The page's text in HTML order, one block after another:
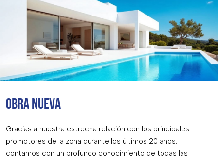
OBRA NUEVA
Gracias a nuestra estrecha relación con los principales
promotores de la zona durante los últimos 20 años,
contamos con un profundo conocimiento de todas las